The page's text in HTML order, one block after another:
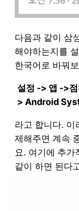
다음과 같이 삼
해야하는지를
한국어로 바꿔
설정 -> 앱 ->
> Android
라고 합니다. 이
제해주면 계속
요. 여기에 추가
같이 하면 된다